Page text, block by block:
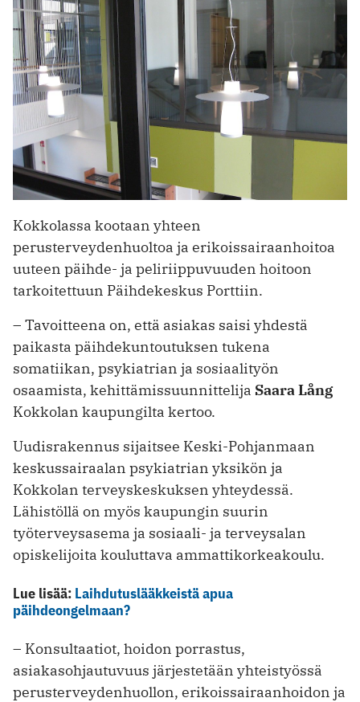
Kokkolassa kootaan yhteen
perusterveydenhuoltoa ja erikoissairaanhoitoa
uuteen päihde- ja peliriippuvuuden hoitoon
tarkoitettuun Päihdekeskus Porttiin.
– Tavoitteena on, että asiakas saisi yhdestä
paikasta päihdekuntoutuksen tukena
somatiikan, psykiatrian ja sosiaalityön
osaamista, kehittämissuunnittelija Saara Lång
Kokkolan kaupungilta kertoo.
Uudisrakennus sijaitsee Keski-Pohjanmaan
keskussairaalan psykiatrian yksikön ja
Kokkolan terveyskeskuksen yhteydessä.
Lähistöllä on myös kaupungin suurin
työterveysasema ja sosiaali- ja terveysalan
opiskelijoita kouluttava ammattikorkeakoulu.
Lue lisää: Laihdutuslääkkeistä apua
päihdeongelmaan?
– Konsultaatiot, hoidon porrastus,
asiakasohjautuvuus järjestetään yhteistyössä
perusterveydenhuollon, erikoissairaanhoidon ja